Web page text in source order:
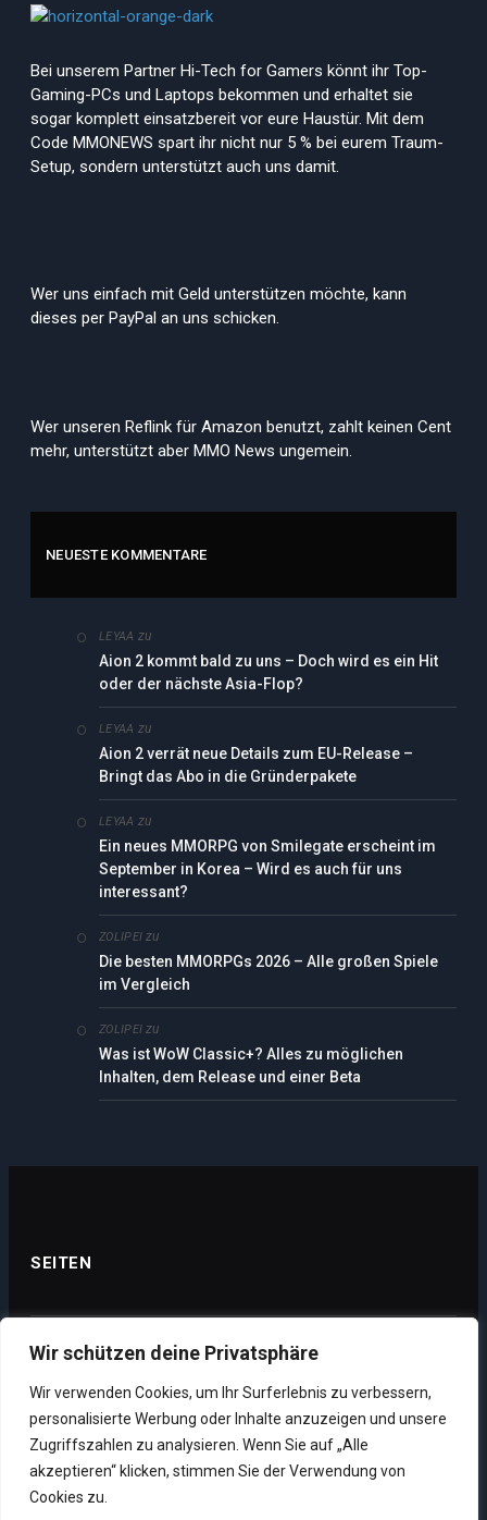
Wir schützen deine Privatsphäre
Wir verwenden Cookies, um Ihr Surferlebnis zu verbessern,
personalisierte Werbung oder Inhalte anzuzeigen und unsere
Zugriffszahlen zu analysieren. Wenn Sie auf „Alle
akzeptieren“ klicken, stimmen Sie der Verwendung von
Cookies zu.
Bei unserem Partner Hi-Tech for Gamers könnt ihr Top-
Gaming-PCs und Laptops bekommen und erhaltet sie
sogar komplett einsatzbereit vor eure Haustür. Mit dem
Code MMONEWS spart ihr nicht nur 5 % bei eurem Traum-
Setup, sondern unterstützt auch uns damit.
Wer uns einfach mit Geld unterstützen möchte, kann
dieses per PayPal an uns schicken.
Wer unseren Reflink für Amazon benutzt, zahlt keinen Cent
mehr, unterstützt aber MMO News ungemein.
NEUESTE KOMMENTARE
LEYAA zu
Aion 2 kommt bald zu uns – Doch wird es ein Hit
oder der nächste Asia-Flop?
LEYAA zu
Aion 2 verrät neue Details zum EU-Release –
Bringt das Abo in die Gründerpakete
LEYAA zu
Ein neues MMORPG von Smilegate erscheint im
September in Korea – Wird es auch für uns
interessant?
ZOLIPEI zu
Die besten MMORPGs 2026 – Alle großen Spiele
im Vergleich
ZOLIPEI zu
Was ist WoW Classic+? Alles zu möglichen
Inhalten, dem Release und einer Beta
SEITEN
Datenschutz
Impressum
Über uns
Unsere Supporter